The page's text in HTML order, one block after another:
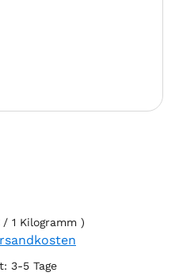
1 Kilogramm )
3-5 Tage